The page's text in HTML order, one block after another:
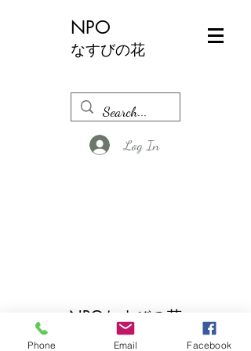
NPO
なすびの花
Log In
NPOなすびの花
©2023 NPOなすびの花。Wix.com で作成されま
Phone Email Facebook